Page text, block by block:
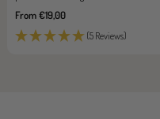
Sale
From €19,00
(5 Reviews)